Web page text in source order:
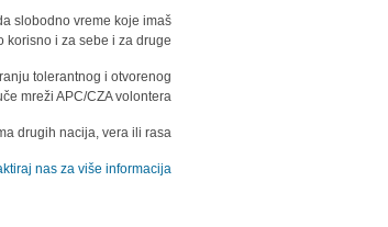
slobodno vreme koje imaš
i za sebe i za druge?
tolerantnog i otvorenog
mreži APC/CZA volontera.
drugih nacija, vera ili rasa.
nas za više informacija.